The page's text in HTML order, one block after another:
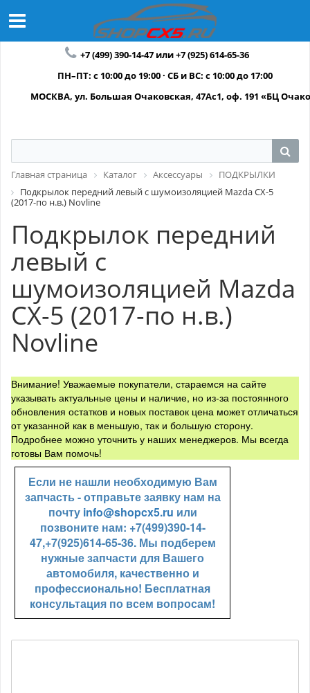
+7 (499) 390-14-47 или +7 (925) 614-65-36
ПН–ПТ: с 10:00 до 19:00 · СБ и ВС: с 10:00 до 17:00
МОСКВА, ул. Большая Очаковская, 47Ас1, оф. 191 «БЦ
Главная страница Каталог Аксессуары
ПОДКРЫЛКИ
Подкрылок передний левый с шумоизоляцией Mazda CX-5
(2017-по н.в.) Novline
Подкрылок передний
левый с
шумоизоляцией Mazda
CX-5 (2017-по н.в.)
Novline
Внимание! Уважаемые покупатели, стараемся на сайте
указывать актуальные цены и наличие, но из-за постоянного
обновления остатков и новых поставок цена может отличаться
от указанной как в меньшую, так и большую сторону.
Подробнее можно уточнить у наших менеджеров. Мы всегда
готовы Вам помочь!
Если не нашли необходимую Вам
запчасть - отправьте заявку нам на
почту info@shopcx5.ru или
позвоните нам: +7(499)390-14-
47,+7(925)614-65-36. Мы подберем
нужные запчасти для Вашего
автомобиля, качественно и
профессионально! Бесплатная
консультация по всем вопросам!